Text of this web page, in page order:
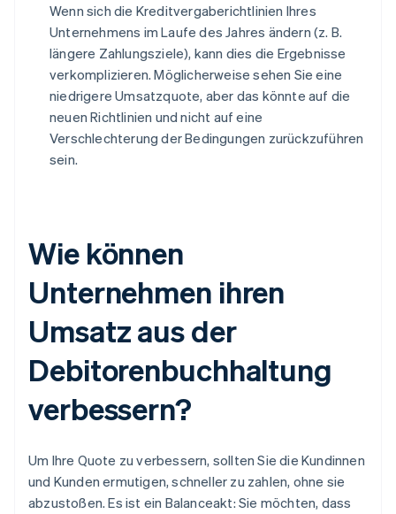
Wenn sich die Kreditvergaberichtlinien Ihres
Unternehmens im Laufe des Jahres ändern (z. B.
längere Zahlungsziele), kann dies die Ergebnisse
verkomplizieren. Möglicherweise sehen Sie eine
niedrigere Umsatzquote, aber das könnte auf die
neuen Richtlinien und nicht auf eine
Verschlechterung der Bedingungen zurückzuführen
sein.
Wie können
Unternehmen ihren
Umsatz aus der
Debitorenbuchhaltung
verbessern?
Um Ihre Quote zu verbessern, sollten Sie die Kundinnen
und Kunden ermutigen, schneller zu zahlen, ohne sie
abzustoßen. Es ist ein Balanceakt: Sie möchten, dass